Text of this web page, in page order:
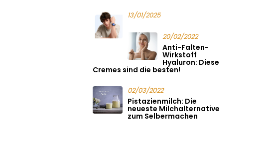
13/01/2025
20/02/2022
Anti-Falten-
Wirkstoff
Hyaluron: Diese
Cremes sind die besten!
02/03/2022
Pistazienmilch: Die
neueste Milchalternative
zum Selbermachen